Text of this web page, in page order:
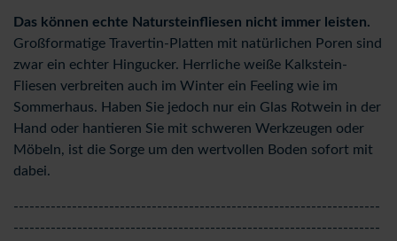
Das können echte Natursteinfliesen nicht immer leisten.
Großformatige Travertin-Platten mit natürlichen Poren sind
zwar ein echter Hingucker. Herrliche weiße Kalkstein-
Fliesen verbreiten auch im Winter ein Feeling wie im
Sommerhaus. Haben Sie jedoch nur ein Glas Rotwein in der
Hand oder hantieren Sie mit schweren Werkzeugen oder
Möbeln, ist die Sorge um den wertvollen Boden sofort mit
dabei.
---------------------------------------------------------------------
---------------------------------------------------------------------